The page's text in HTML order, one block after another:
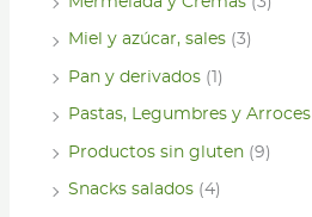
Miel y azúcar, sales (3)
Pan y derivados (1)
Pastas, Legumbres y Arroces
Productos sin gluten (9)
Snacks salados (4)